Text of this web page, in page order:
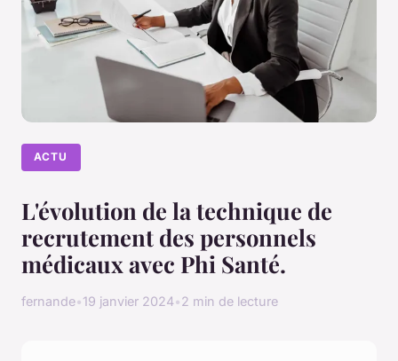
ACTU
L'évolution de la technique de
recrutement des personnels
médicaux avec Phi Santé.
fernande•19 janvier 2024•2 min de lecture